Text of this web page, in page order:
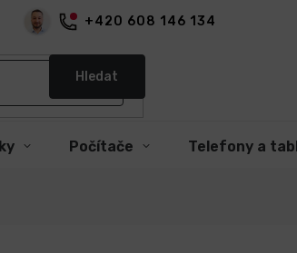
+420 608 146 134
Hledat
Počítače Telefony a